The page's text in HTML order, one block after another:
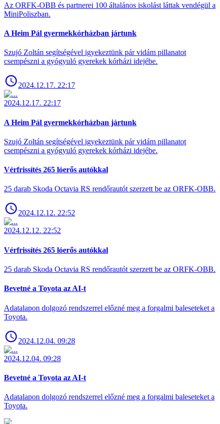
Az ORFK-OBB és partnerei 100 általános iskolást láttak vendégül a
MiniPoliszban.
A Heim Pál gyermekkórházban jártunk
Szujó Zoltán segítségével igyekeztünk pár vidám pillanatot
csempészni a gyógyuló gyerekek kórházi idejébe.
2024.12.17. 22:17
2024.12.17. 22:17
A Heim Pál gyermekkórházban jártunk
Szujó Zoltán segítségével igyekeztünk pár vidám pillanatot
csempészni a gyógyuló gyerekek kórházi idejébe.
Vérfrissítés 265 lóerős autókkal
25 darab Skoda Octavia RS rendőrautót szerzett be az ORFK-OBB.
2024.12.12. 22:52
2024.12.12. 22:52
Vérfrissítés 265 lóerős autókkal
25 darab Skoda Octavia RS rendőrautót szerzett be az ORFK-OBB.
Bevetné a Toyota az AI-t
Adatalapon dolgozó rendszerrel előzné meg a forgalmi baleseteket a
Toyota.
2024.12.04. 09:28
2024.12.04. 09:28
Bevetné a Toyota az AI-t
Adatalapon dolgozó rendszerrel előzné meg a forgalmi baleseteket a
Toyota.